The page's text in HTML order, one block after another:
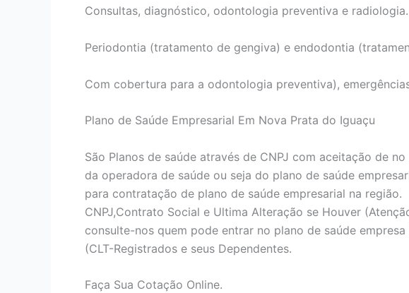
Consultas, diagnóstico, odontologia preventiva e radiologia.
Periodontia (tratamento de gengiva) e endodontia
Com cobertura para a odontologia preventiva),
Plano de Saúde Empresarial Em Nova Prata do Iguaçu
São Planos de saúde através de CNPJ com aceitação de
da operadora de saúde ou seja do plano de saúde
para contratação de plano de saúde empresarial na região.
CNPJ,Contrato Social e Ultima Alteração se Houver
consulte-nos quem pode entrar no plano de saúde
(CLT-Registrados e seus Dependentes.
Faça Sua Cotação Online.